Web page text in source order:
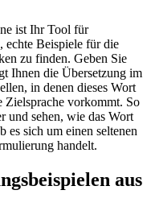
ist Ihr Tool für
Beispiele für die
zu finden. Geben Sie
Ihnen die Übersetzung im
in denen dieses Wort
Zielsprache vorkommt. So
und sehen, wie das Wort
sich um einen seltenen
handelt.
aus